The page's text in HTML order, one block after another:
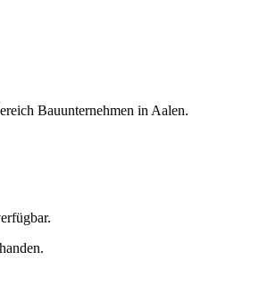
Bauunternehmen in Aalen.